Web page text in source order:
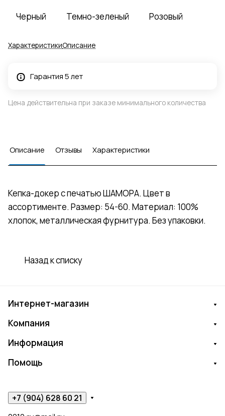
Черный Темно-зеленый Розовый
ХарактеристикиОписание
Гарантия 5 лет
Цена действительна при заказе минимального количества
Описание Отзывы Характеристики
Кепка-докер с печатью ШАМОРА. Цвет в
ассортименте. Размер: 54-60. Материал: 100%
хлопок, металлическая фурнитура. Без упаковки.
Назад к списку
Интернет-магазин
Компания
Информация
Помощь
+7 (904) 628 60 21